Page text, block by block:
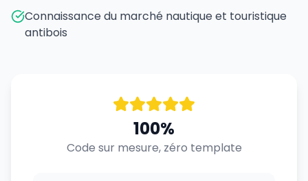
Connaissance du marché nautique et touristique
antibois
100%
Code sur mesure, zéro template